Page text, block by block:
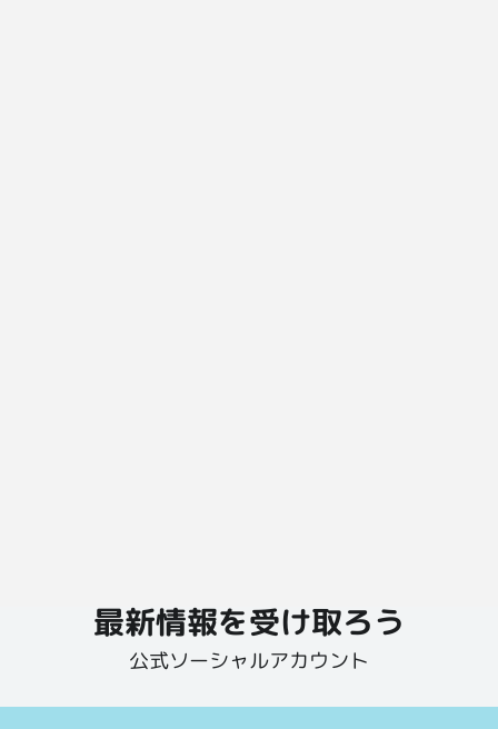
最新情報を受け取ろう
公式ソーシャルアカウント